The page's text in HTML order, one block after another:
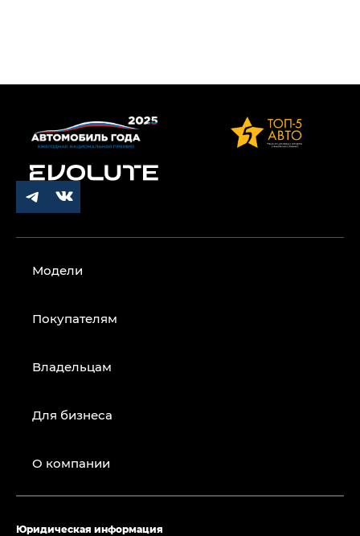
Модели
Покупателям
Владельцам
Для бизнеса
О компании
Юридическая информация